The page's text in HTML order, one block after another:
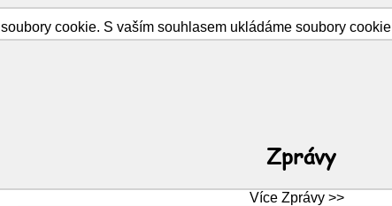
cookie. S vaším souhlasem ukládáme soubory
Zprávy
Více Zprávy >>